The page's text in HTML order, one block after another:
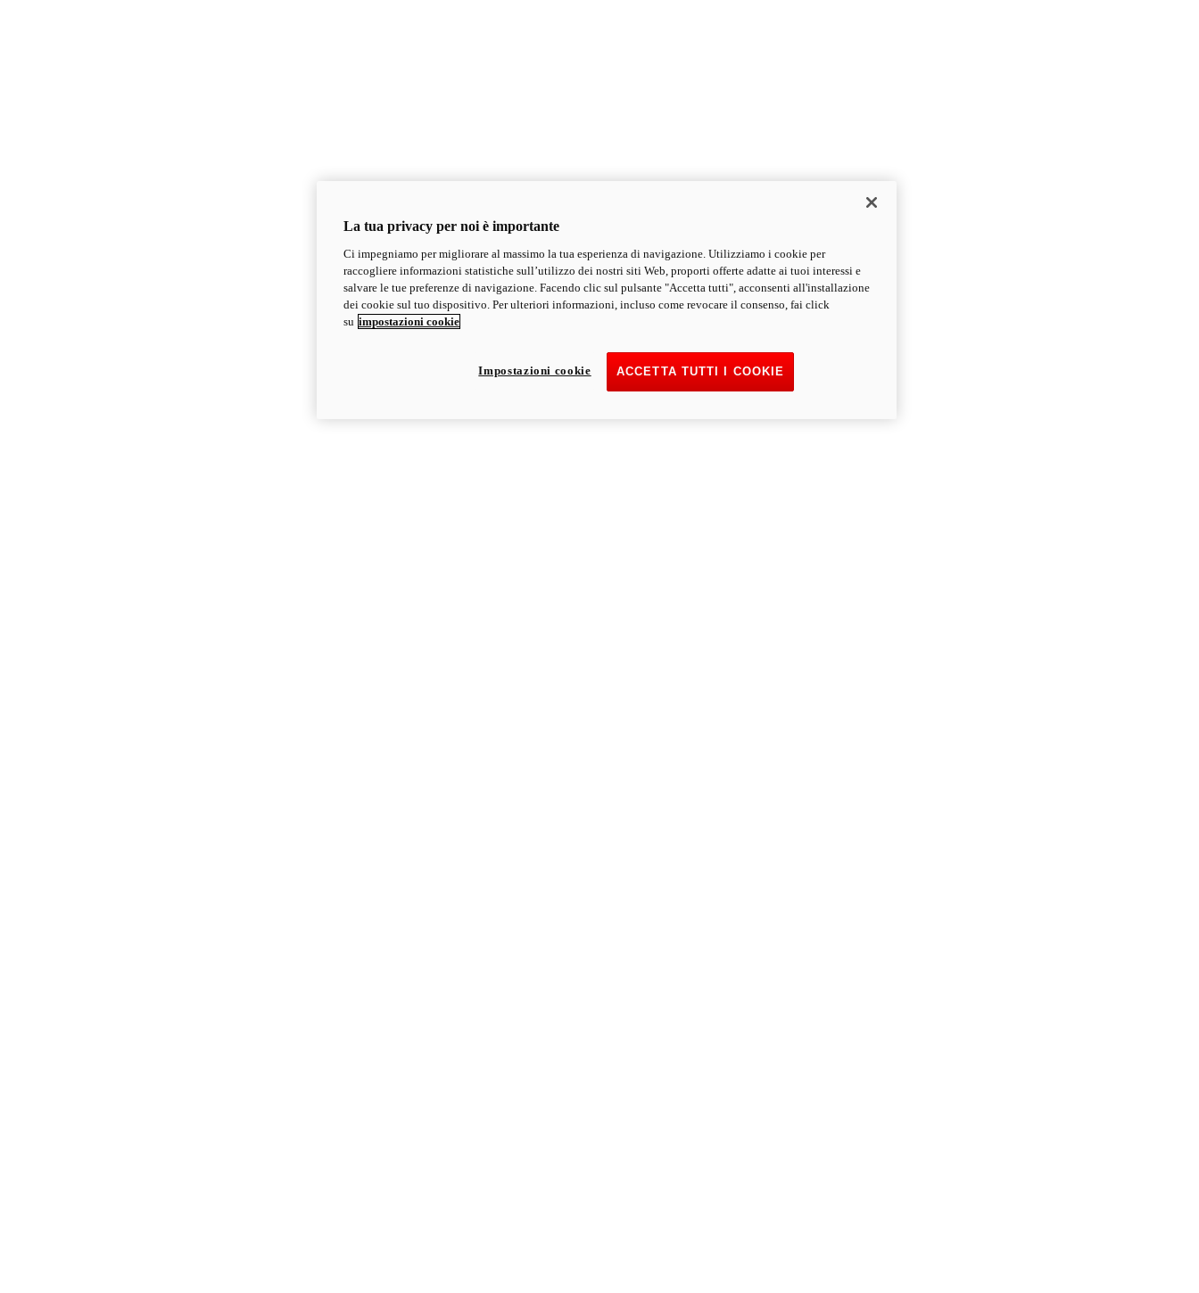
La tua privacy per noi è importante
Ci impegniamo per migliorare al massimo la tua esperienza di navigazione. Utilizziamo i cookie per
raccogliere informazioni statistiche sull’utilizzo dei nostri siti Web, proporti offerte adatte ai tuoi interessi e
salvare le tue preferenze di navigazione. Facendo clic sul pulsante "Accetta tutti", acconsenti all'installazione
dei cookie sul tuo dispositivo. Per ulteriori informazioni, incluso come revocare il consenso, fai click
su impostazioni cookie
ACCETTA TUTTI I COOKIE
Impostazioni cookie